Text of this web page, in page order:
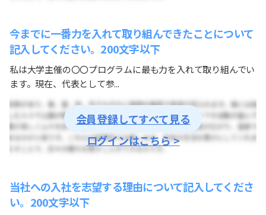
今までに一番力を入れて取り組んできたことについて
記入してください。200文字以下
私は大学主催の〇〇プログラムに最も力を入れて取り組んでい
ます。現在、代表として参...
会員登録してすべて見る
ログインはこちら >
当社への入社を志望する理由について記入してくださ
い。200文字以下